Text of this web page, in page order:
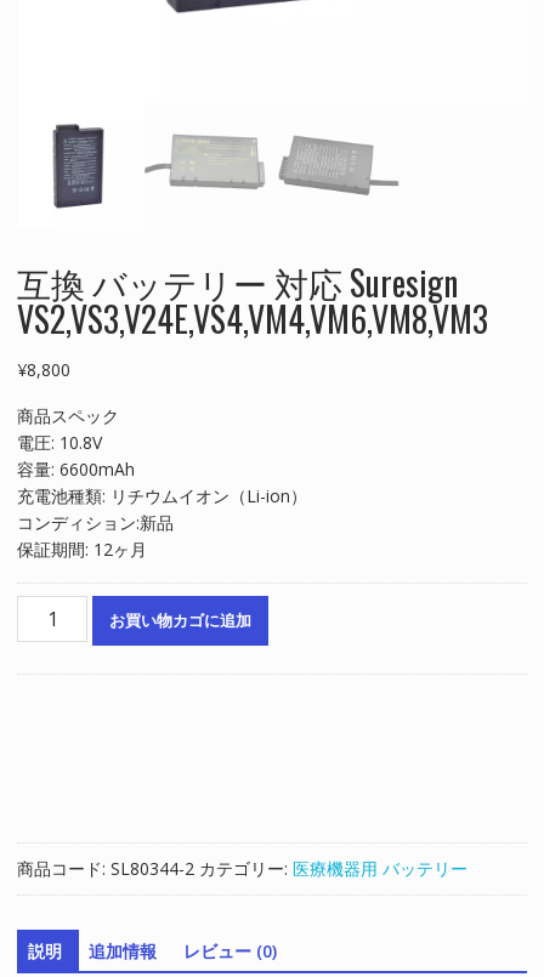
互換 バッテリー 対応 Suresign
VS2,VS3,V24E,VS4,VM4,VM6,VM8,VM3
¥8,800
商品スペック
電圧: 10.8V
容量: 6600mAh
充電池種類: リチウムイオン（Li-ion）
コンディション:新品
保証期間: 12ヶ月
Suresign
VS2,VS3,V24E,VS4,VM4,VM6,VM8,VM3
個
お買い物カゴに追加
商品コード: SL80344-2 カテゴリー: 医療機器用 バッテリー
説明 追加情報 レビュー (0)